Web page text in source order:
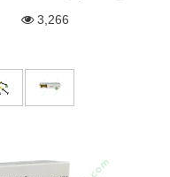
3,266